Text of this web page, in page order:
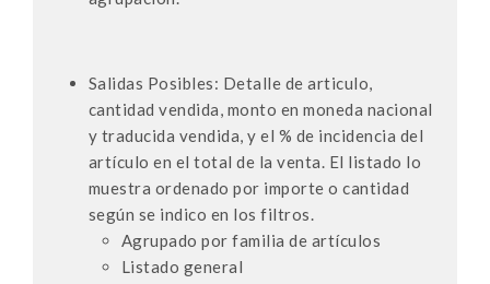
Salidas Posibles: Detalle de articulo,
cantidad vendida, monto en moneda nacional
y traducida vendida, y el % de incidencia del
artículo en el total de la venta. El listado lo
muestra ordenado por importe o cantidad
según se indico en los filtros.
Agrupado por familia de artículos
Listado general